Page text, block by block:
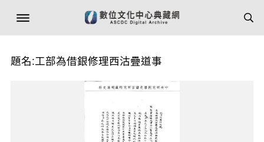
題名:工部為借銀修理西沽疊道事